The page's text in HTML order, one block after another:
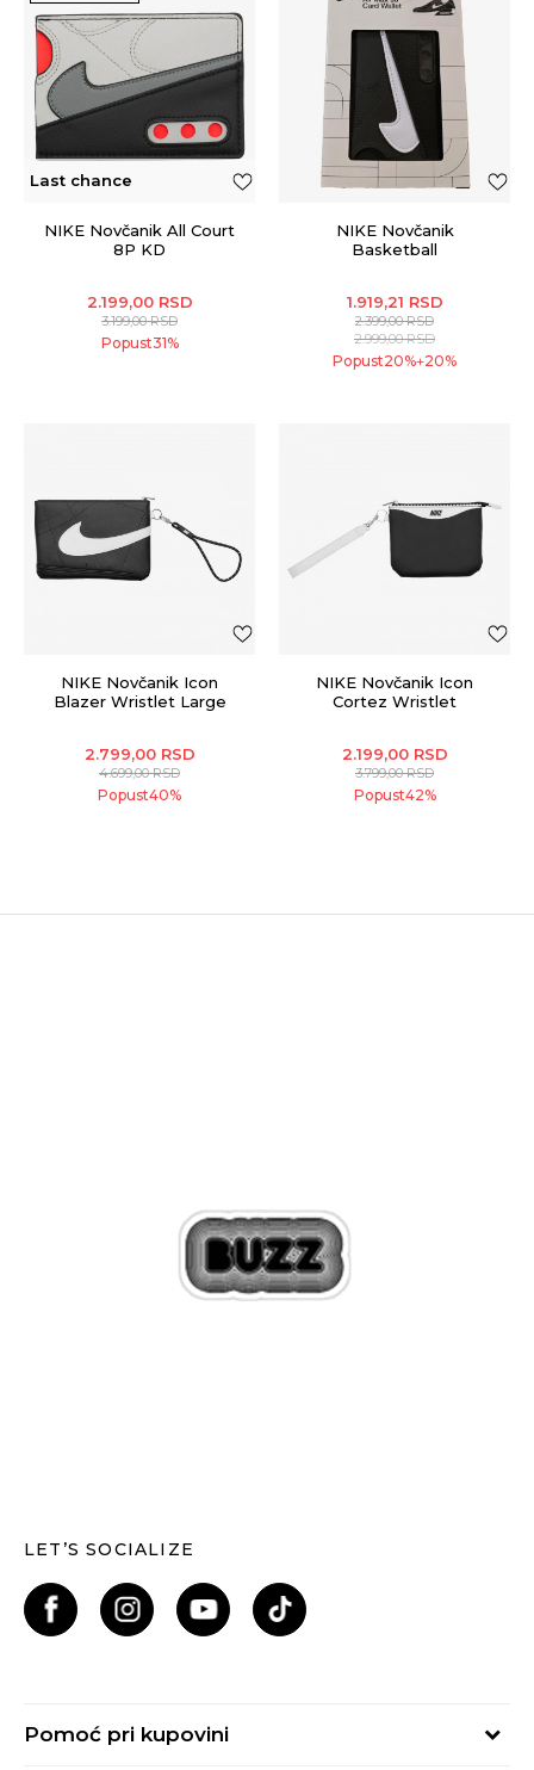
Last chance
NIKE Novčanik All Court
8P KD
2.199,00 RSD
3.199,00RSD
Popust31%
NIKE Novčanik
Basketball
1.919,21 RSD
2.399,00RSD
2.999,00RSD
Popust20%+20%
NIKE Novčanik Icon
Blazer Wristlet Large
2.799,00 RSD
4.699,00RSD
Popust40%
NIKE Novčanik Icon
Cortez Wristlet
2.199,00 RSD
3.799,00RSD
Popust42%
LET’S SOCIALIZE
Pomoć pri kupovini